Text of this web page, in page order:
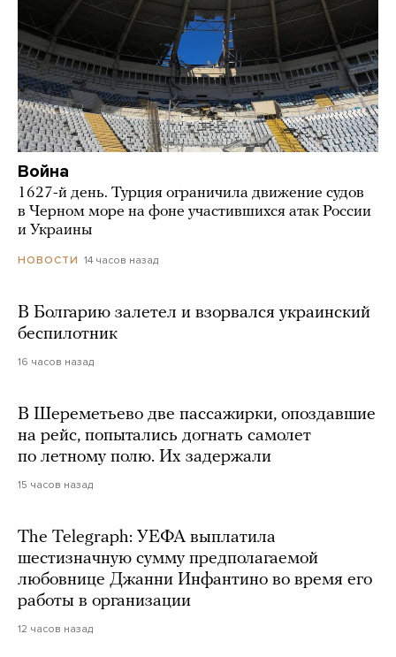
Война
1627-й день. Турция ограничила движение судов
в Черном море на фоне участившихся атак России
и Украины
НОВОСТИ 14 часов назад
В Болгарию залетел и взорвался украинский
беспилотник
16 часов назад
В Шереметьево две пассажирки, опоздавшие
на рейс, попытались догнать самолет
по летному полю. Их задержали
15 часов назад
The Telegraph: УЕФА выплатила
шестизначную сумму предполагаемой
любовнице Джанни Инфантино во время его
работы в организации
12 часов назад